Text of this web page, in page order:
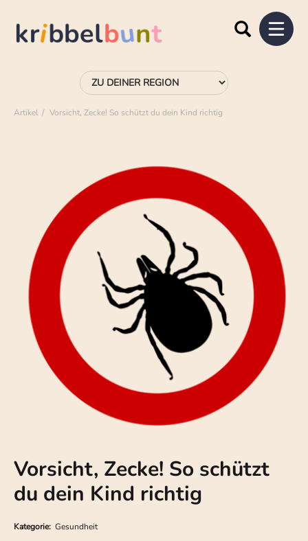
Artikel Vorsicht, Zecke! So schützt du dein Kind richtig
Vorsicht, Zecke! So schützt
du dein Kind richtig
Kategorie: Gesundheit